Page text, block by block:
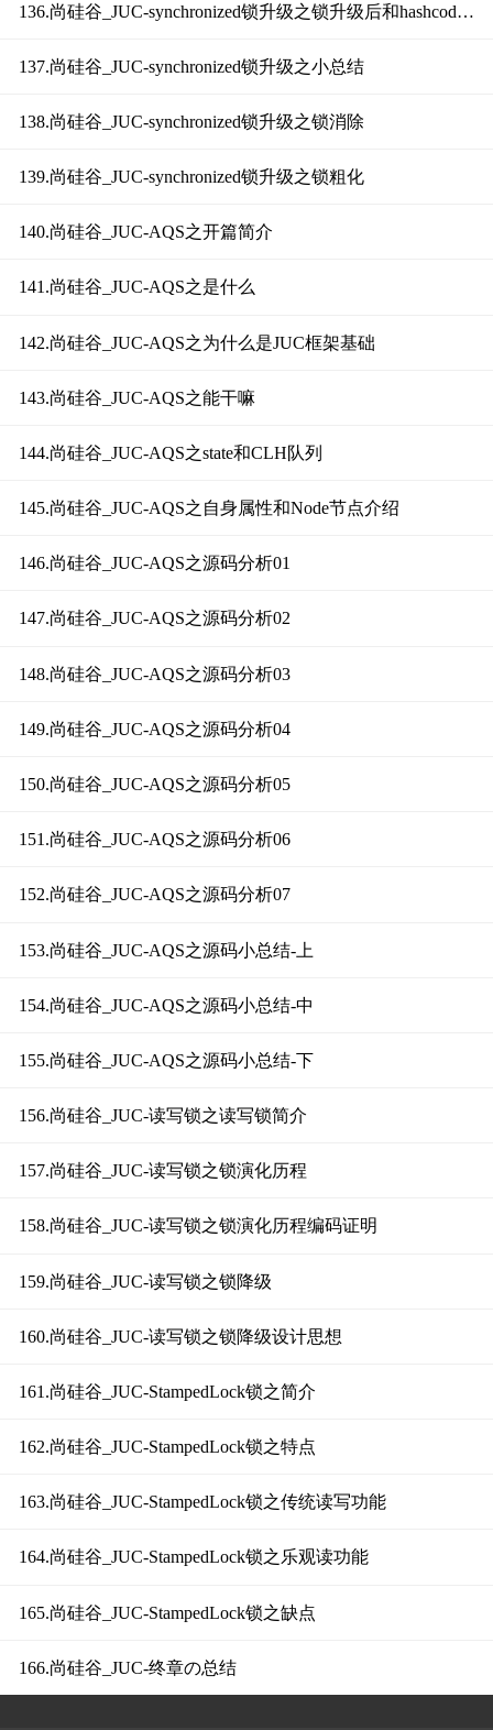
136.尚硅谷_JUC-synchronized锁升级之锁升级后和hashcode代码证明
137.尚硅谷_JUC-synchronized锁升级之小总结
138.尚硅谷_JUC-synchronized锁升级之锁消除
139.尚硅谷_JUC-synchronized锁升级之锁粗化
140.尚硅谷_JUC-AQS之开篇简介
141.尚硅谷_JUC-AQS之是什么
142.尚硅谷_JUC-AQS之为什么是JUC框架基础
143.尚硅谷_JUC-AQS之能干嘛
144.尚硅谷_JUC-AQS之state和CLH队列
145.尚硅谷_JUC-AQS之自身属性和Node节点介绍
146.尚硅谷_JUC-AQS之源码分析01
147.尚硅谷_JUC-AQS之源码分析02
148.尚硅谷_JUC-AQS之源码分析03
149.尚硅谷_JUC-AQS之源码分析04
150.尚硅谷_JUC-AQS之源码分析05
151.尚硅谷_JUC-AQS之源码分析06
152.尚硅谷_JUC-AQS之源码分析07
153.尚硅谷_JUC-AQS之源码小总结-上
154.尚硅谷_JUC-AQS之源码小总结-中
155.尚硅谷_JUC-AQS之源码小总结-下
156.尚硅谷_JUC-读写锁之读写锁简介
157.尚硅谷_JUC-读写锁之锁演化历程
158.尚硅谷_JUC-读写锁之锁演化历程编码证明
159.尚硅谷_JUC-读写锁之锁降级
160.尚硅谷_JUC-读写锁之锁降级设计思想
161.尚硅谷_JUC-StampedLock锁之简介
162.尚硅谷_JUC-StampedLock锁之特点
163.尚硅谷_JUC-StampedLock锁之传统读写功能
164.尚硅谷_JUC-StampedLock锁之乐观读功能
165.尚硅谷_JUC-StampedLock锁之缺点
166.尚硅谷_JUC-终章の总结